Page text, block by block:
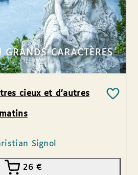
cieux et d’autres
matins
Signol
26€